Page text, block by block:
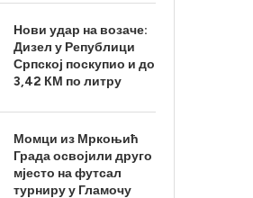
Нови удар на возаче:
Дизел у Републици
Српској поскупио и до
3,42 КМ по литру
Момци из Мркоњић
Града освојили друго
мјесто на футсал
турниру у Гламочу